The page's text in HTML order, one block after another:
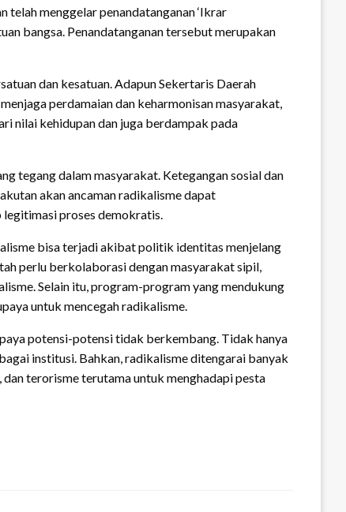
menggelar penandatanganan ‘Ikrar
bangsa. Penandatanganan tersebut merupakan
dan kesatuan. Adapun Sekertaris Daerah
perdamaian dan keharmonisan masyarakat,
nilai kehidupan dan juga berdampak pada
tegang dalam masyarakat. Ketegangan sosial dan
akan ancaman radikalisme dapat
legitimasi proses demokratis.
bisa terjadi akibat politik identitas menjelang
perlu berkolaborasi dengan masyarakat sipil,
Selain itu, program-program yang mendukung
untuk mencegah radikalisme.
potensi-potensi tidak berkembang. Tidak hanya
institusi. Bahkan, radikalisme ditengarai banyak
terorisme terutama untuk menghadapi pesta